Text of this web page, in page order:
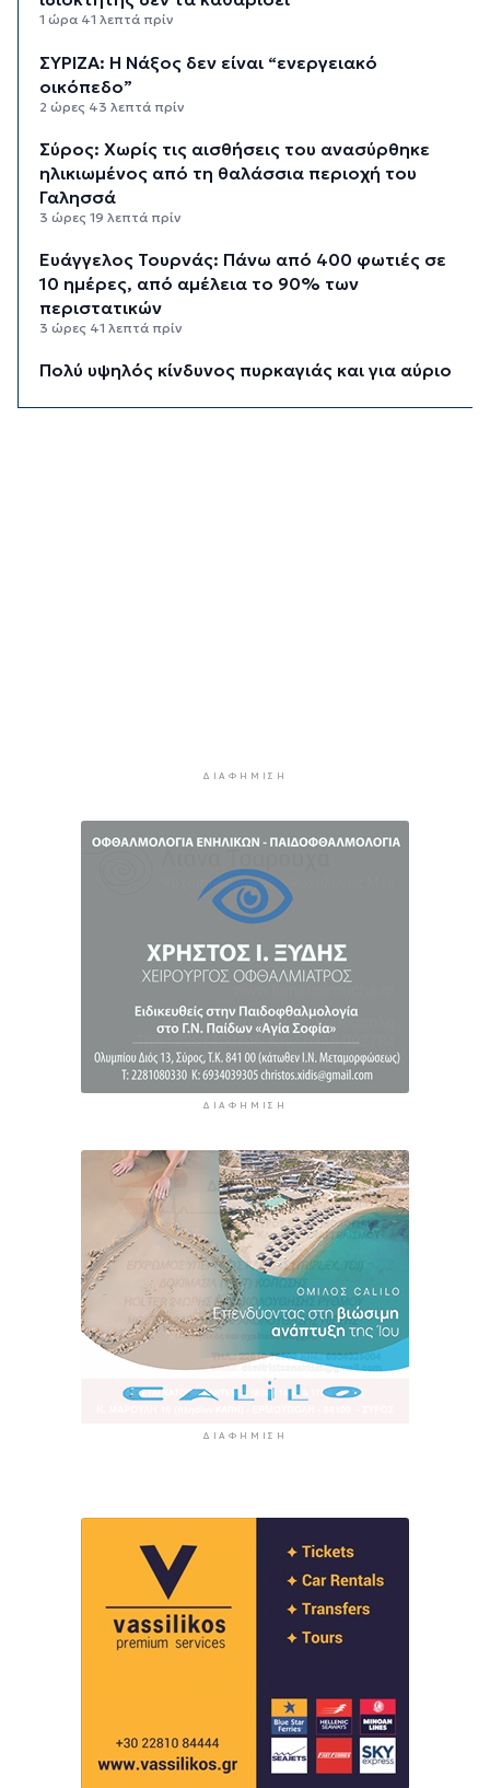
1 ώρα 41 λεπτά πρίν
ΣΥΡΙΖΑ: Η Νάξος δεν είναι “ενεργειακό
οικόπεδο”
2 ώρες 43 λεπτά πρίν
Σύρος: Χωρίς τις αισθήσεις του ανασύρθηκε
ηλικιωμένος από τη θαλάσσια περιοχή του
Γαλησσά
3 ώρες 19 λεπτά πρίν
Ευάγγελος Τουρνάς: Πάνω από 400 φωτιές σε
10 ημέρες, από αμέλεια το 90% των
περιστατικών
3 ώρες 41 λεπτά πρίν
Πολύ υψηλός κίνδυνος πυρκαγιάς και για αύριο
Ρούσσου στα 800μ.
6 ώρες 17 λεπτά πρίν
ΔΙΑΦΉΜΙΣΗ
ΔΙΑΦΉΜΙΣΗ
ΔΙΑΦΉΜΙΣΗ